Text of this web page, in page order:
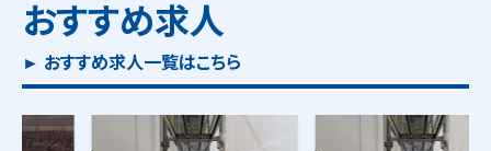
おすすめ求人
► おすすめ求人一覧はこちら